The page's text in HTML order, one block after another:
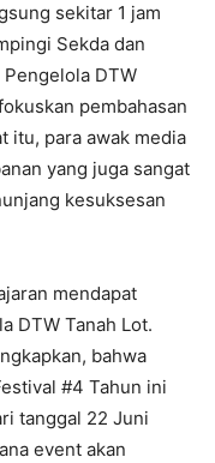
sekitar 1 jam
Sekda dan
Pengelola DTW
pembahasan
itu, para awak media
yang juga sangat
kesuksesan
mendapat
DTW Tanah Lot.
bahwa
#4 Tahun ini
tanggal 22 Juni
event akan